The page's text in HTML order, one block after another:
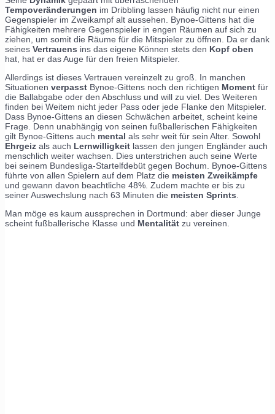
Tempoveränderungen im Dribbling lassen häufig nicht nur einen
Gegenspieler im Zweikampf alt aussehen. Bynoe-Gittens hat die
Fähigkeiten mehrere Gegenspieler in engen Räumen auf sich zu
ziehen, um somit die Räume für die Mitspieler zu öffnen. Da er dank
seines Vertrauens ins das eigene Können stets den Kopf oben
hat, hat er das Auge für den freien Mitspieler.
Allerdings ist dieses Vertrauen vereinzelt zu groß. In manchen
Situationen verpasst Bynoe-Gittens noch den richtigen Moment für
die Ballabgabe oder den Abschluss und will zu viel. Des Weiteren
finden bei Weitem nicht jeder Pass oder jede Flanke den Mitspieler.
Dass Bynoe-Gittens an diesen Schwächen arbeitet, scheint keine
Frage. Denn unabhängig von seinen fußballerischen Fähigkeiten
gilt Bynoe-Gittens auch mental als sehr weit für sein Alter. Sowohl
Ehrgeiz als auch Lernwilligkeit lassen den jungen Engländer auch
menschlich weiter wachsen. Dies unterstrichen auch seine Werte
bei seinem Bundesliga-Startelfdebüt gegen Bochum. Bynoe-Gittens
führte von allen Spielern auf dem Platz die meisten Zweikämpfe
und gewann davon beachtliche 48%. Zudem machte er bis zu
seiner Auswechslung nach 63 Minuten die meisten Sprints
Man möge es kaum aussprechen in Dortmund: aber dieser Junge
scheint fußballerische Klasse und Mentalität zu vereinen.